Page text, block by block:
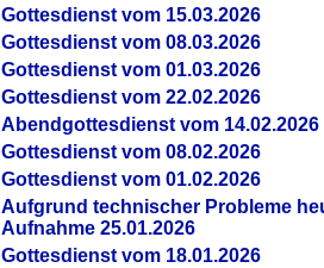
Gottesdienst vom 15.03.2026
Gottesdienst vom 08.03.2026
Gottesdienst vom 01.03.2026
Gottesdienst vom 22.02.2026
Abendgottesdienst vom 14.02.2026
Gottesdienst vom 08.02.2026
Gottesdienst vom 01.02.2026
Aufgrund technischer Probleme
Aufnahme 25.01.2026
Gottesdienst vom 18.01.2026